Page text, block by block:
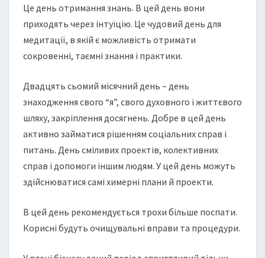
Це день отримання знань. В цей день вони
приходять через інтуїцію. Це чудовий день для
медитації, в якій є можливість отримати
сокровенні, таємні знання і практики.
Двадцять сьомий місячний день – день
знаходження свого “я”, свого духовного і життєвого
шляху, закріплення досягнень. Добре в цей день
активно займатися рішенням соціальних справ і
питань. День сміливих проектів, колективних
справ і допомоги іншим людям. У цей день можуть
здійснюватися самі химерні плани й проекти.
В цей день рекомендується трохи більше поспати.
Корисні будуть очищувальні вправи та процедури.